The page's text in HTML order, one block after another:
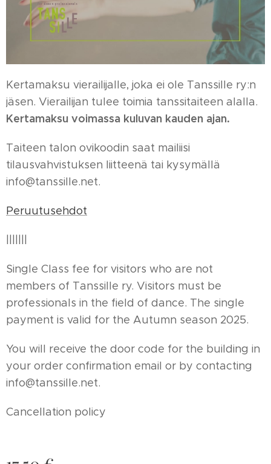
Kertamaksu vierailijalle, joka ei ole Tanssille ry:n
jäsen. Vierailijan tulee toimia tanssitaiteen alalla.
Kertamaksu voimassa kuluvan kauden ajan.
Taiteen talon ovikoodin saat mailiisi
tilausvahvistuksen liitteenä tai kysymällä
info@tanssille.net.
Peruutusehdot
Single Class fee for visitors who are not
members of Tanssille ry. Visitors must be
professionals in the field of dance. The single
payment is valid for the Autumn season 2025.
You will receive the door code for the building in
your order confirmation email or by contacting
info@tanssille.net.
Cancellation policy